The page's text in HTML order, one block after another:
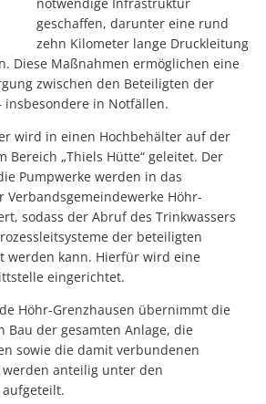
geschaffen, darunter eine rund
zehn Kilometer lange Druckleitung
Diese Maßnahmen ermöglichen eine
zwischen den Beteiligten der
insbesondere in Notfällen.
wird in einen Hochbehälter auf der
Bereich „Thiels Hütte“ geleitet. Der
Pumpwerke werden in das
Verbandsgemeindewerke Höhr-
sodass der Abruf des Trinkwassers
der beteiligten
werden kann. Hierfür wird eine
eingerichtet.
Höhr-Grenzhausen übernimmt die
Bau der gesamten Anlage, die
sowie die damit verbundenen
werden anteilig unter den